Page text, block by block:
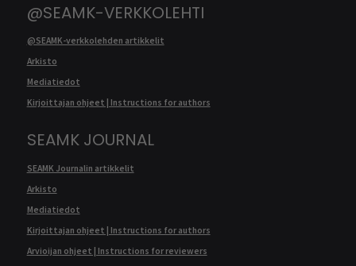
@SEAMK-VERKKOLEHTI
@SEAMK-verkkolehden artikkelit
Arkisto
Mediatiedot
Kirjoittajan ohjeet | Instructions for authors
SEAMK JOURNAL
SEAMK Journalin artikkelit
Arkisto
Mediatiedot
Kirjoittajan ohjeet | Instructions for authors
Arvioijan ohjeet | Instructions for reviewers